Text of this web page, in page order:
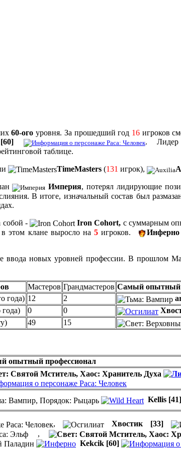
60-ого уровня. За прошедший год 16 игроков
.
таблице.
TimeMasters (131 игрок),
Империя, потерял лидирующие
В итоге, изначальный состав был
собой - Iron Cohort, с суммарным
в этом клане выросло на5 игроков. Инферно
ввода новых уровней профессии. В
Мастеров Грандмастеров Самый опытный
года) 12 2
0 0
49 15
опытный профессионал
Kellis [41]
, Хвостик [33]
,
Kekcik [60]